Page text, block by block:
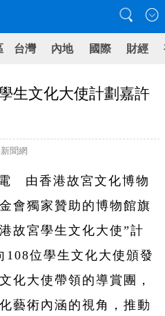
台灣 內地 國際 財經
生文化大使計劃嘉許
聞網
由香港故宮文化博物
會獨家贊助的博物館旗
故宮學生文化大使”計
108位學生文化大使頒發
化大使帶領的導賞團，
藝術內涵的視角，推動